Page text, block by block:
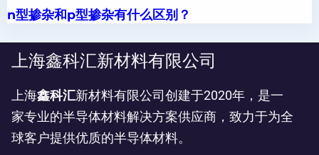
n型掺杂和p型掺杂有什么区别？
上海鑫科汇新材料有限公司
上海鑫科汇新材料有限公司创建于2020年，是一
家专业的半导体材料解决方案供应商，致力于为全
球客户提供优质的半导体材料。